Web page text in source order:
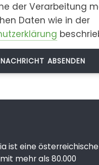
der Verarbeitung
Daten wie in der
ist eine österreichische
mehr als 80.000